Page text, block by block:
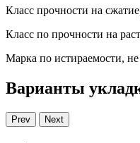
Класс прочности на
Класс по прочности на
Марка по истираемости,
Варианты
Prev Next